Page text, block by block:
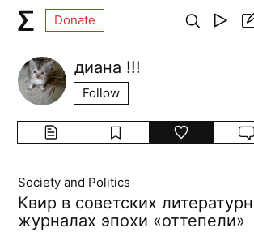
Donate
диана !!!
Follow
Society and Politics
Квир в советских
журналах эпохи «оттепели»